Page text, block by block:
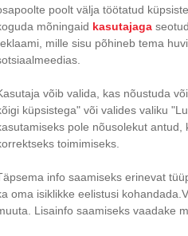
poolt välja töötatud
mõningaid kasutajaga
mille sisu põhineb tema
võib valida, kas nõustuda
küpsistega" või valides valiku
pole nõusolekut
toimimiseks.
info saamiseks erinevat
oma isiklikke eelistusi kohandada.
Lisainfo saamiseks vaadake